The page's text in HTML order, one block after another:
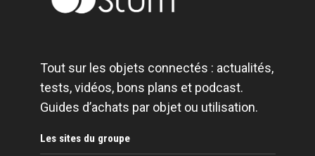
Tout sur les objets connectés : actualités,
tests, vidéos, bons plans et podcast.
Guides d’achats par objet ou utilisation.
Les sites du groupe